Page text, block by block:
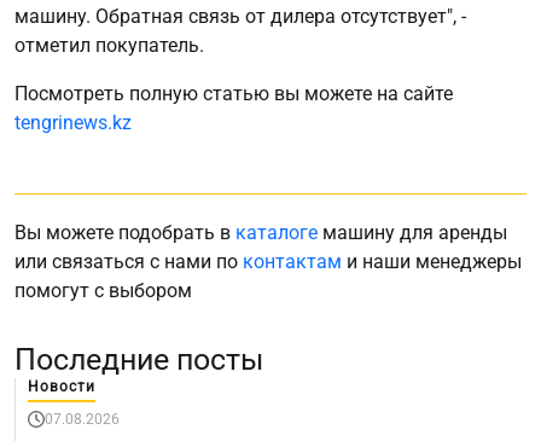
машину. Обратная связь от дилера отсутствует", -
отметил покупатель.
Посмотреть полную статью вы можете на сайте
tengrinews.kz
Вы можете подобрать в каталоге машину для аренды
или связаться с нами по контактам и наши менеджеры
помогут с выбором
Последние посты
Новости
07.08.2026